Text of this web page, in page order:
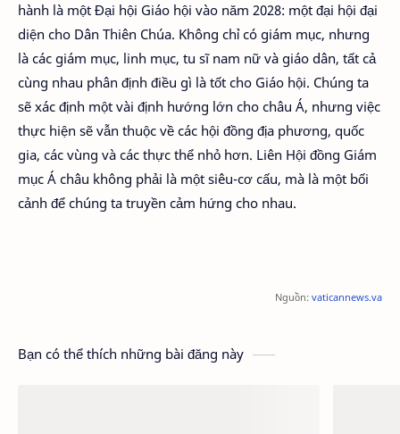
hành là một Đại hội Giáo hội vào năm 2028: một đại hội đại
diện cho Dân Thiên Chúa. Không chỉ có giám mục, nhưng
là các giám mục, linh mục, tu sĩ nam nữ và giáo dân, tất cả
cùng nhau phân định điều gì là tốt cho Giáo hội. Chúng ta
sẽ xác định một vài định hướng lớn cho châu Á, nhưng việc
thực hiện sẽ vẫn thuộc về các hội đồng địa phương, quốc
gia, các vùng và các thực thể nhỏ hơn. Liên Hội đồng Giám
mục Á châu không phải là một siêu-cơ cấu, mà là một bối
cảnh để chúng ta truyền cảm hứng cho nhau.
Nguồn: vaticannews.va
Bạn có thể thích những bài đăng này